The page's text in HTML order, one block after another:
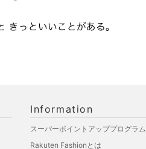
Information
スーパーポイントアッププログラム
Rakuten Fashionとは